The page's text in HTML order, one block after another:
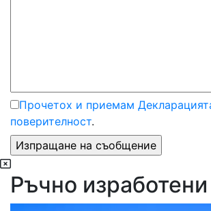
Прочетох и приемам
поверителност.
Ръчно